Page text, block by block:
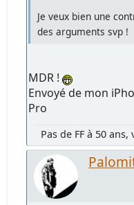
Je veux bien une
des arguments svp !
MDR !
Envoyé de mon
Pro
Pas de FF à 50 ans,